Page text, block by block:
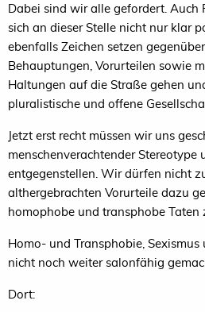
Dabei sind wir alle gefordert. Auch
sich an dieser Stelle nicht nur klar
ebenfalls Zeichen setzen
Behauptungen, Vorurteilen sowie
Haltungen auf die Straße gehen
pluralistische und offene
Jetzt erst recht müssen wir uns
menschenverachtender Stereotype
entgegenstellen. Wir dürfen nicht
althergebrachten Vorurteile dazu
homophobe und transphobe Taten
Homo- und Transphobie, Sexismus
nicht noch weiter salonfähig
Dort: